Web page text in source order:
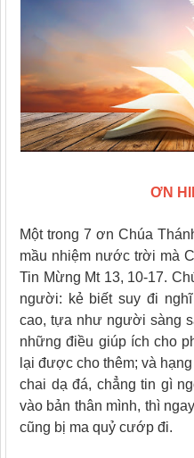
ƠN
Một trong 7 ơn Chúa
mầu nhiệm nước trời mà
Tin Mừng Mt 13, 10-17.
người: kẻ biết suy đi
cao, tựa như người sàng
những điều giúp ích cho
lại được cho thêm; và
chai dạ đá, chẳng tin gì
vào bản thân mình, thì
cũng bị ma quỷ cướp đi.